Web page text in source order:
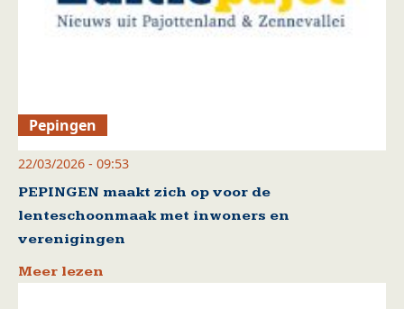
Pepingen
22/03/2026 - 09:53
PEPINGEN maakt zich op voor de
lenteschoonmaak met inwoners en
verenigingen
Meer lezen